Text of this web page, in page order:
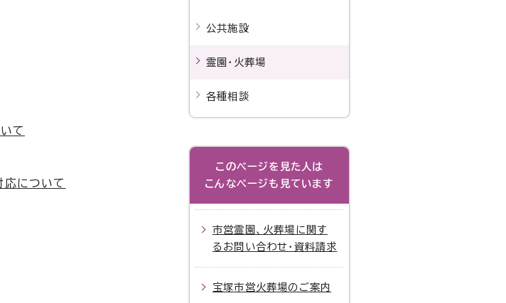
て
応について
公共施設
霊園・火葬場
各種相談
このページを見た人は
こんなページも見ています
市営霊園、火葬場に関す
るお問い合わせ・資料請求
宝塚市営火葬場のご案内